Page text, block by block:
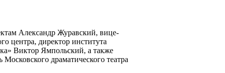
Александр Журавский, вице-
центра, директор института
Виктор Ямпольский, а также
драматического театра